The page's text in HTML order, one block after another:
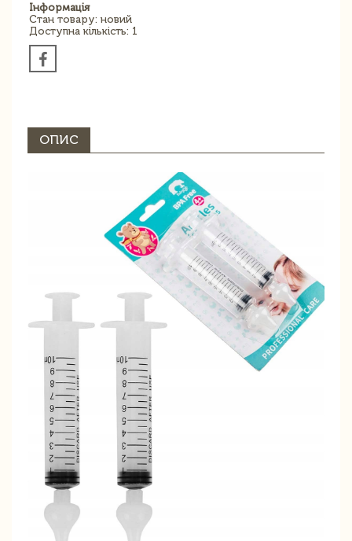
Інформація
Стан товару: новий
Доступна кількість: 1
ОПИС